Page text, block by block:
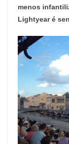
menos
Lightyear é